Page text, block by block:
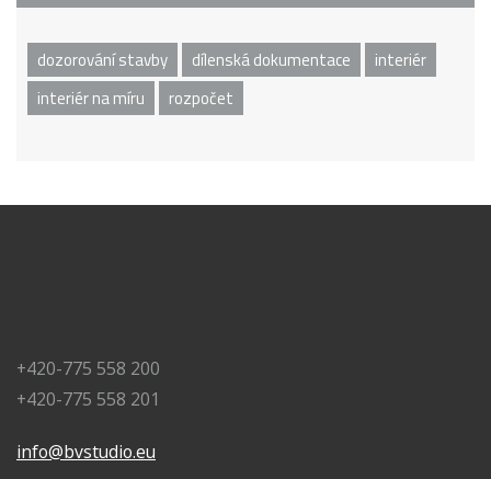
dozorování stavby dílenská dokumentace
interiér
interiér na míru
rozpočet
+420-775 558 200
+420-775 558 201
info@bvstudio.eu